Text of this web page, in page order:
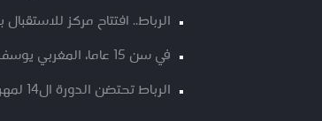
الرباط.. افتتاح مركز
في سن 15 عاما، المغربي يوسف التازي يبلغ قمة “كانغ ياتسي 2”
الرباط تحتضن الدورة ال14 لمهرجان "صيف الأوداية" من 9 الى 12 غشت الجاري